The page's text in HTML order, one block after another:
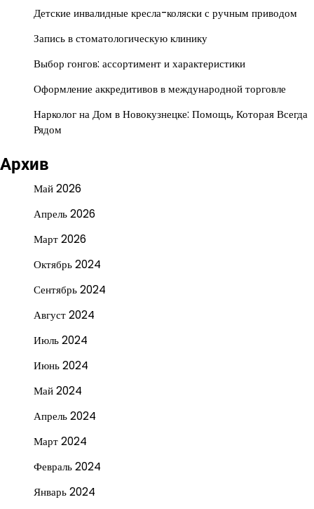
Детские инвалидные кресла-коляски с ручным приводом
Запись в стоматологическую клинику
Выбор гонгов: ассортимент и характеристики
Оформление аккредитивов в международной торговле
Нарколог на Дом в Новокузнецке: Помощь, Которая Всегда
Рядом
Архив
Май 2026
Апрель 2026
Март 2026
Октябрь 2024
Сентябрь 2024
Август 2024
Июль 2024
Июнь 2024
Май 2024
Апрель 2024
Март 2024
Февраль 2024
Январь 2024